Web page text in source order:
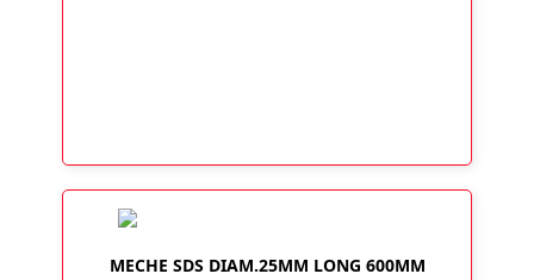
MECHE SDS DIAM.25MM LONG 600MM